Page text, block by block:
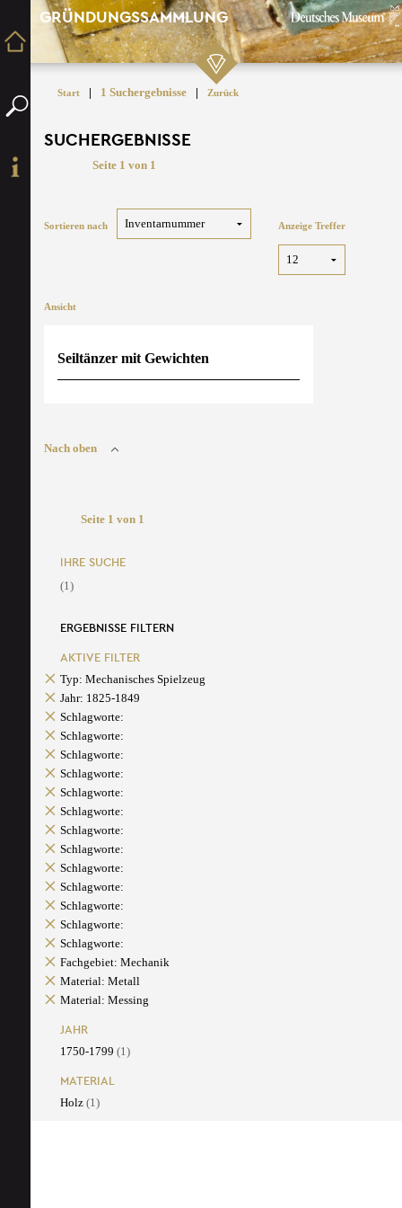
GRÜNDUNGSSAMMLUNG
Start | 1 Suchergebnisse | Zurück
SUCHERGEBNISSE
Seite 1 von 1
Sortieren nach Anzeige Treffer
Ansicht
Seiltänzer mit Gewichten
Nach oben
Seite 1 von 1
IHRE SUCHE
(1)
ERGEBNISSE FILTERN
AKTIVE FILTER
Typ: Mechanisches Spielzeug
Jahr: 1825-1849
Schlagworte:
Schlagworte:
Schlagworte:
Schlagworte:
Schlagworte:
Schlagworte:
Schlagworte:
Schlagworte:
Schlagworte:
Schlagworte:
Schlagworte:
Schlagworte:
Schlagworte:
Fachgebiet: Mechanik
Material: Metall
Material: Messing
JAHR
1750-1799 (1)
MATERIAL
Holz (1)